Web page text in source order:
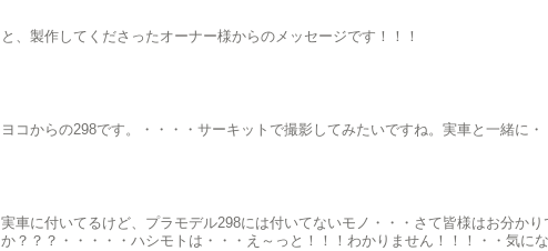
と、製作してくださったオーナー様からのメッセージです！！！
ヨコからの298です。・・・・サーキットで撮影してみたいですね。実車と一緒に・
実車に付いてるけど、プラモデル298には付いてないモノ・・・さて皆様はお分かり
か？？？・・・・・ハシモトは・・・え～っと！！！わかりません！！！・・気にな